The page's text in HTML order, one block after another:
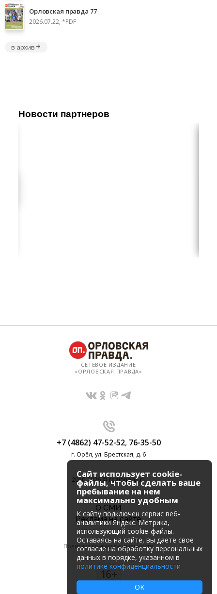
Орловская правда 77
2026.07.22, *PDF
в архив
Новости партнеров
СЕТЕВОЕ ИЗДАНИЕ
«ОРЛОВСКАЯ ПРАВДА»
+7 (4862) 47-52-52, 76-35-50
г. Орёл, ул. Брестская, д. 6
2010-2026 © regionorel.ru
О СМИ
Реклама на сайте
Политика конфиденциальности
16+
Сайт использует cookie-
файлы, чтобы сделать ваше
пребывание на нем
максимально удобным
К cайту подключен сервис веб-
аналитики Яндекс. Метрика,
использующий cookie-файлы.
Оставаясь на сайте, вы даете свое
согласие на обработку персональных
данных в порядке, указанном в
политике конфиденциальности
OK